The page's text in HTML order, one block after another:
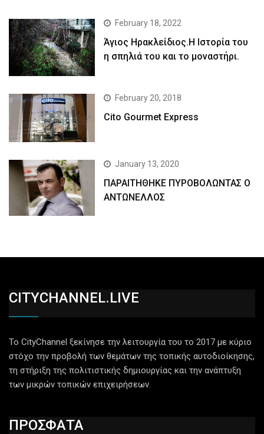
February 18, 2022
Άγιος Ηρακλείδιος.Η Ιστορία του
η σπηλιά του και το μοναστήρι.
February 20, 2018
Cito Gourmet Express
January 13, 2020
ΠΑΡΑΙΤΗΘΗΚΕ ΠΥΡΟΒΟΛΩΝΤΑΣ Ο
ΑΝΤΩΝΕΛΛΟΣ
CITYCHANNEL.LIVE
Το CityChannel ξεκίνησε την λειτουργία του το 2017 με κύριο
στόχο την προβολή των θεμάτων της τοπικής αυτοδιοίκησης,
τη στήριξη της πολιτιστικής δημιουργίας και την ανάπτυξη
των μικρών τοπικών επιχειρήσεων.
ΠΡΟΣΦΑΤΑ